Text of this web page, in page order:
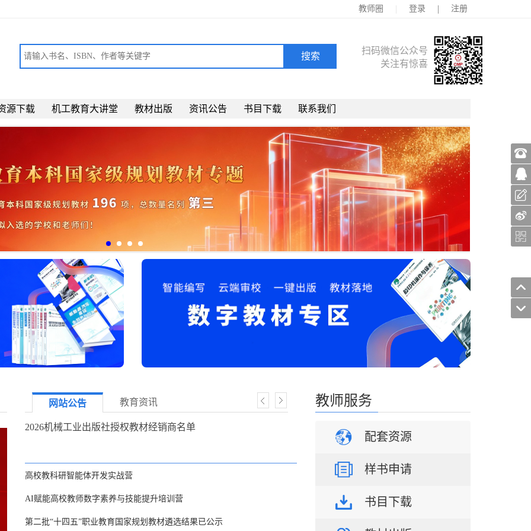
源下载 机工教育大讲堂 教材出版 资讯公告 书目下载 联系我们
教师圈 | 登录 | 注册
扫码微信公众号
关注有惊喜
网站公告 教育资讯
2026机械工业出版社授权教材经销商名单
高校教科研智能体开发实战营
AI赋能高校教师数字素养与技能提升培训营
第二批“十四五”职业教育国家规划教材遴选结果已公示
教师服务
配套资源
样书申请
书目下载